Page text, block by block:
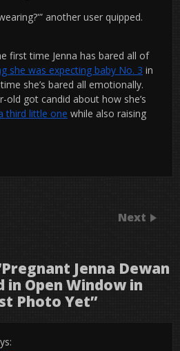
another user quipped.
first time Jenna has bared all of
she was expecting baby No. 3 in
she’s bared all emotionally.
old got candid about how she’s
third little one while also raising
Next
Pregnant Jenna Dewan
in Open Window in
Photo Yet”